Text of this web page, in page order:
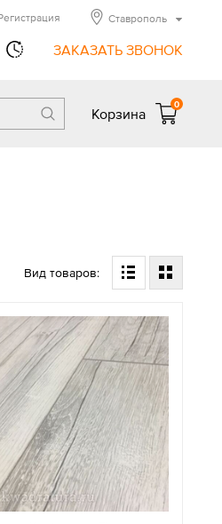
ЗАКАЗАТЬ ЗВОНОК
Ставрополь
Корзина
0
Вид товаров: